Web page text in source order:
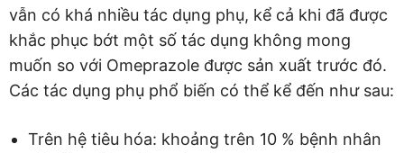
vẫn có khá nhiều tác dụng phụ, kể cả khi đã được
khắc phục bớt một số tác dụng không mong
muốn so với Omeprazole được sản xuất trước đó.
Các tác dụng phụ phổ biến có thể kể đến như sau:
Trên hệ tiêu hóa: khoảng trên 10 % bệnh nhân